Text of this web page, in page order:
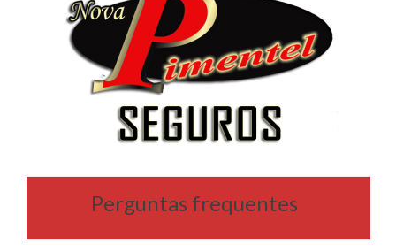
Perguntas frequentes